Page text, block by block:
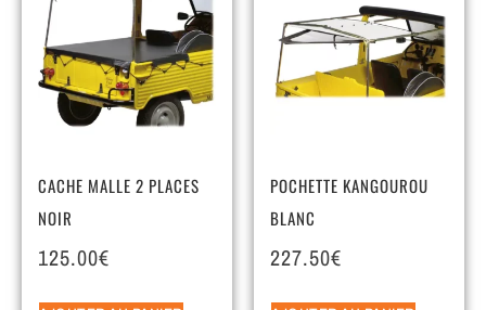
CACHE MALLE 2 PLACES
NOIR
125.00€
POCHETTE KANGOUROU
BLANC
227.50€